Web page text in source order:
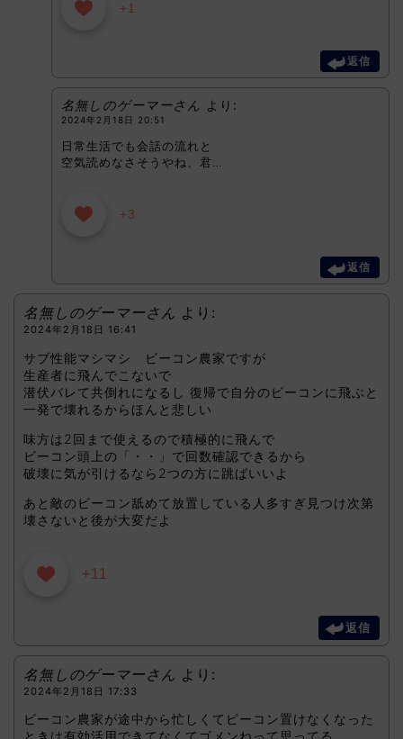
+1
返信
名無しのゲーマーさん より:
2024年2月18日 20:51
日常生活でも会話の流れと
空気読めなさそうやね、君…
+3
返信
名無しのゲーマーさん より:
2024年2月18日 16:41
サブ性能マシマシ ビーコン農家ですが
生産者に飛んでこないで
潜伏バレて共倒れになるし 復帰で自分のビーコンに飛ぶと
一発で壊れるからほんと悲しい
味方は2回まで使えるので積極的に飛んで
ビーコン頭上の「・・」で回数確認できるから
破壊に気が引けるなら2つの方に跳ばいいよ
あと敵のビーコン舐めて放置している人多すぎ見つけ次第
壊さないと後が大変だよ
+11
返信
名無しのゲーマーさん より:
2024年2月18日 17:33
ビーコン農家が途中から忙しくてビーコン置けなくなった